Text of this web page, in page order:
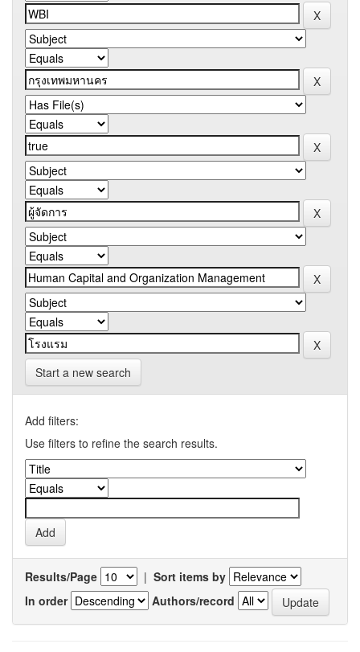
Start a new search
Add filters:
Use filters to refine the search results.
Results/Page | Sort items by
In order
Authors/record